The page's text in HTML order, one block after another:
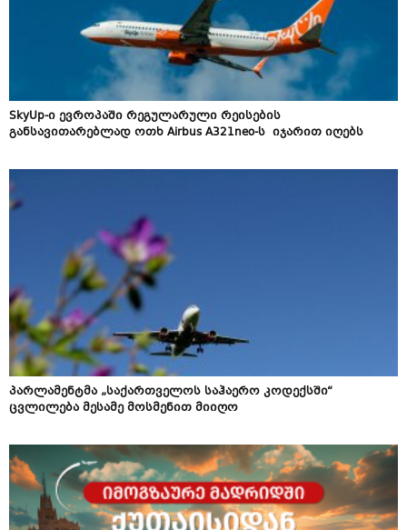
SkyUp-ი ევროპაში რეგულარული რეისების
განსავითარებლად ოთხ Airbus A321neo-ს იჯარით იღებს
პარლამენტმა „საქართველოს საჰაერო კოდექსში“
ცვლილება მესამე მოსმენით მიიღო